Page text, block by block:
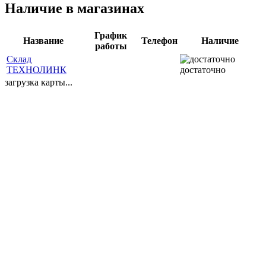
Наличие в магазинах
Название
График
работы
Телефон
Наличие
Склад
ТЕХНОЛИНК
достаточно
загрузка карты...